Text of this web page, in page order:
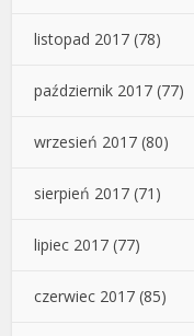
listopad 2017 (78)
październik 2017 (77)
wrzesień 2017 (80)
sierpień 2017 (71)
lipiec 2017 (77)
czerwiec 2017 (85)